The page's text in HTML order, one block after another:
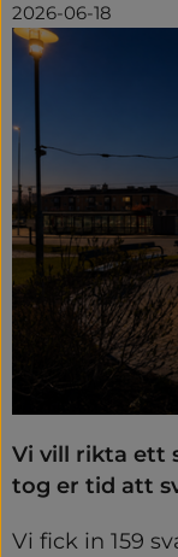
2026-06-18
Vi vill rikta ett
tog er tid att
Vi fick in 159